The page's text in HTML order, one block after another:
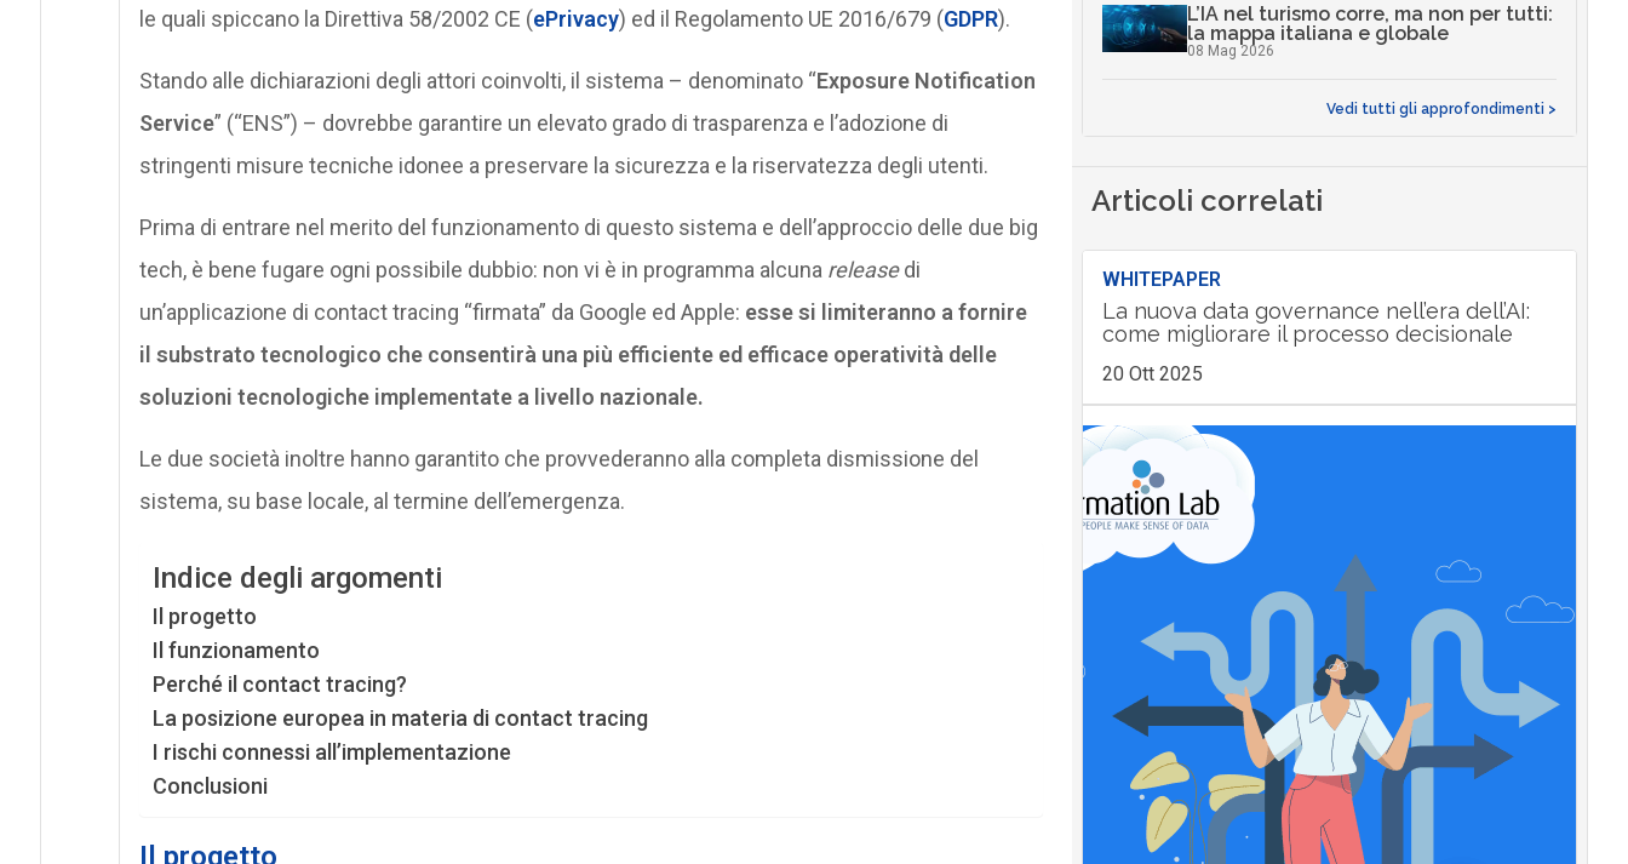
le quali spiccano la Direttiva 58/2002 CE (ePrivacy) ed il Regolamento UE 2016/679 (GDPR).
Stando alle dichiarazioni degli attori coinvolti, il sistema – denominato “Exposure Notification
Service” (“ENS”) – dovrebbe garantire un elevato grado di trasparenza e l’adozione di
stringenti misure tecniche idonee a preservare la sicurezza e la riservatezza degli utenti.
Prima di entrare nel merito del funzionamento di questo sistema e dell’approccio delle due big
tech, è bene fugare ogni possibile dubbio: non vi è in programma alcuna releasedi
un’applicazione di contact tracing “firmata” da Google ed Apple: esse si limiteranno a fornire
il substrato tecnologico che consentirà una più efficiente ed efficace operatività delle
soluzioni tecnologiche implementate a livello nazionale.
Le due società inoltre hanno garantito che provvederanno alla completa dismissione del
sistema, su base locale, al termine dell’emergenza.
Indice degli argomenti
Il progetto
Il funzionamento
Perché il contact tracing?
La posizione europea in materia di contact tracing
I rischi connessi all’implementazione
Conclusioni
Il progetto
L’IA nel turismo corre, ma non per tutti:
la mappa italiana e globale
08 Mag 2026
Vedi tutti gli approfondimenti >
Articoli correlati
WHITEPAPER
La nuova data governance nell’era dell’AI:
come migliorare il processo decisionale
20 Ott 2025